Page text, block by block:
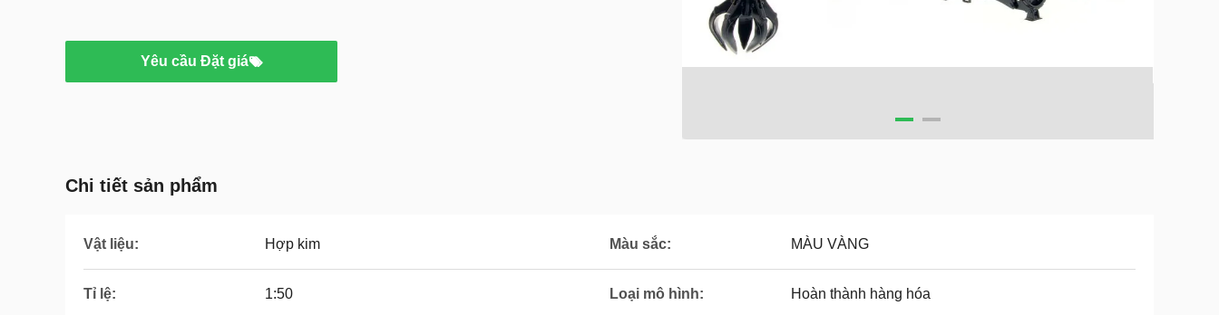
Yêu cầu Đặt giá
Chi tiết sản phẩm
Vật liệu: Hợp kim Màu sắc: MÀU VÀNG
Tỉ lệ: 1:50 Loại mô hình: Hoàn thành hàng hóa